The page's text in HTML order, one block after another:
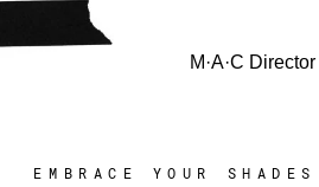
M·A·C
EMBRACE YOUR SHADES